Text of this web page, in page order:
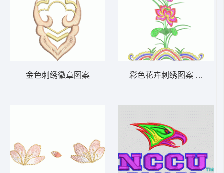
金色刺绣徽章图案 彩色花卉刺绣图案 牡丹花